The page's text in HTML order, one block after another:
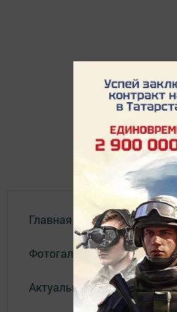
Главная
Фотогалереи
Актуальное видео